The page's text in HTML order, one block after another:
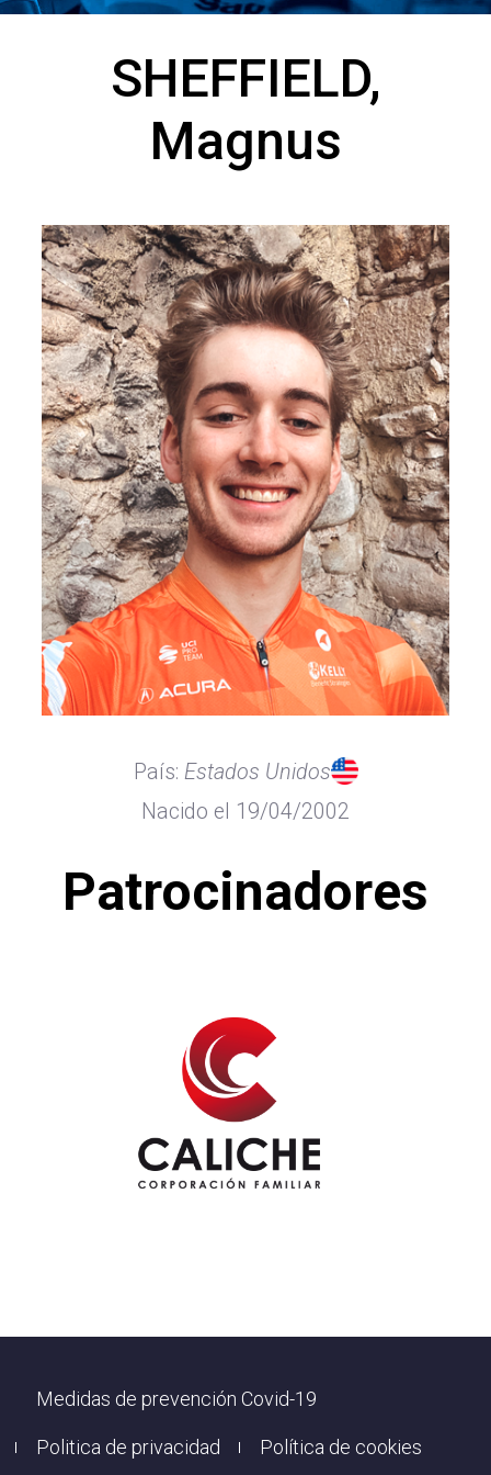
SHEFFIELD,
Magnus
País: Estados Unidos
Nacido el 19/04/2002
Patrocinadores
Footer
Medidas de prevención Covid-19
Politica de privacidad Política de cookies